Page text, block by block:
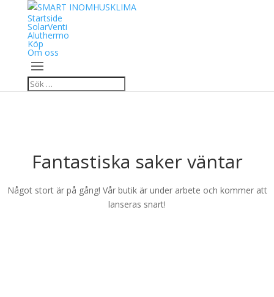
Startside
SolarVenti
Aluthermo
Köp
Om oss
Fantastiska saker väntar
Något stort är på gång! Vår butik är under arbete och kommer att
lanseras snart!